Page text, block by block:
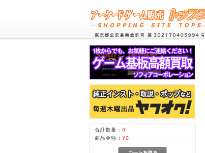
合計数量： 0
商品金額： ¥0